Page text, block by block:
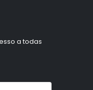
a todas